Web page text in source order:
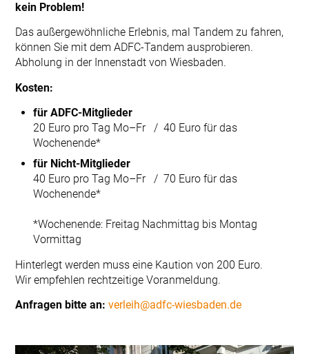
kein Problem!
Das außergewöhnliche Erlebnis, mal Tandem zu fahren,
können Sie mit dem ADFC-Tandem ausprobieren.
Abholung in der Innenstadt von Wiesbaden.
Kosten:
für ADFC-Mitglieder
20 Euro pro Tag Mo–Fr / 40 Euro für das
Wochenende*
für Nicht-Mitglieder
40 Euro pro Tag Mo–Fr / 70 Euro für das
Wochenende*
*Wochenende: Freitag Nachmittag bis Montag
Vormittag
Hinterlegt werden muss eine Kaution von 200 Euro.
Wir empfehlen rechtzeitige Voranmeldung.
Anfragen bitte an: verleih@adfc-wiesbaden.de